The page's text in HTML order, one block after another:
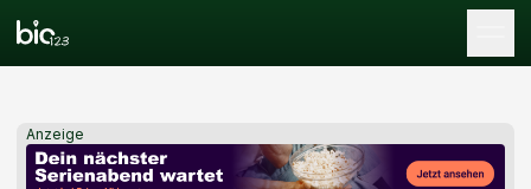
Anzeige